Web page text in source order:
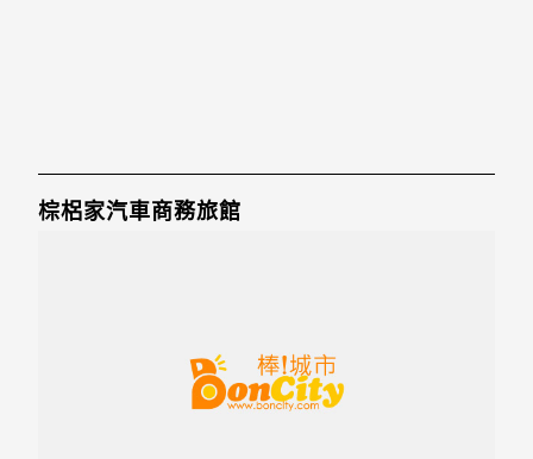
棕梠家汽車商務旅館